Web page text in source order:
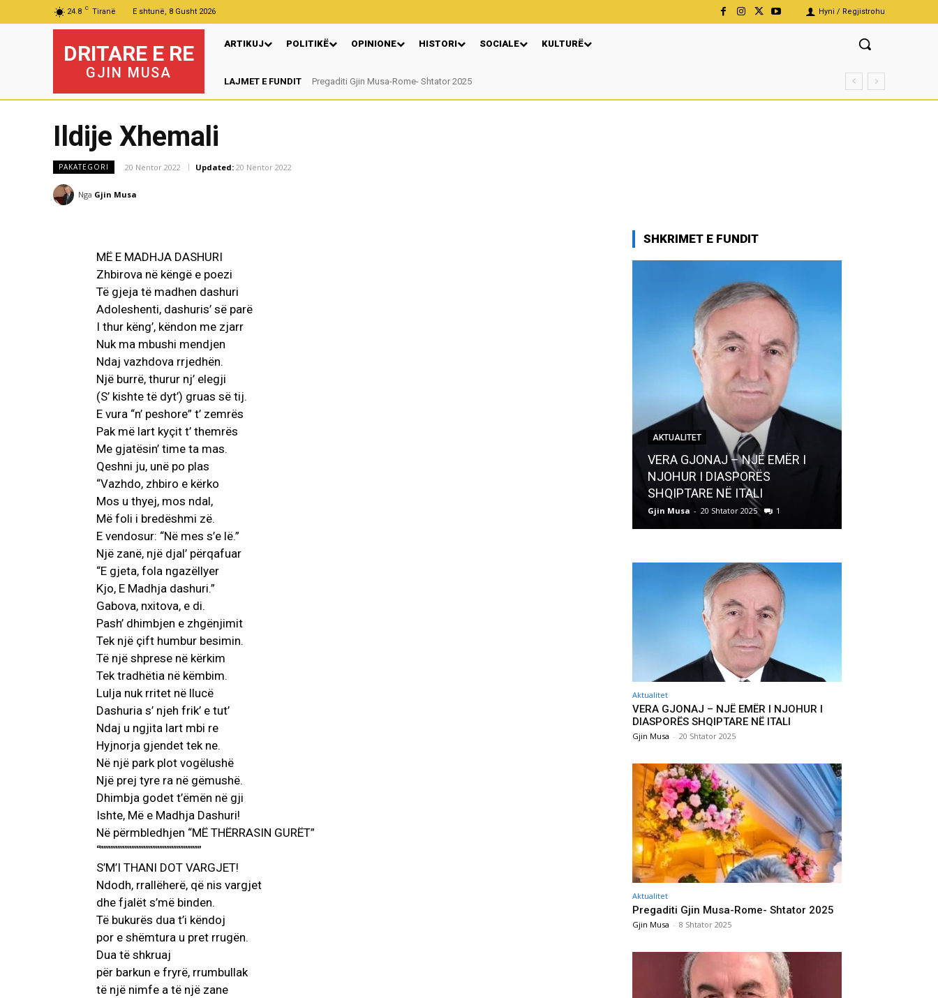
24.8 C Tiranë E shtunë, 8 Gusht 2026 Hyni / Regjistrohu
DRITARE E RE
GJIN MUSA
ARTIKUJ POLITIKË OPINIONE HISTORI SOCIALE KULTURË
LAJMET E FUNDIT Pregaditi Gjin Musa-Rome- Shtator 2025
Nga: Ndue Dedaj
Ildije Xhemali
PAKATEGORI 20 Nëntor 2022 Updated: 20 Nëntor 2022
Nga Gjin Musa
MË E MADHJA DASHURI
Zhbirova në këngë e poezi
Të gjeja të madhen dashuri
Adoleshenti, dashuris’ së parë
I thur këng’, këndon me zjarr
Nuk ma mbushi mendjen
Ndaj vazhdova rrjedhën.
Një burrë, thurur nj’ elegji
(S’ kishte të dyt’) gruas së tij.
E vura “n’ peshore” t’ zemrës
Pak më lart kyçit t’ themrës
Me gjatësin’ time ta mas.
Qeshni ju, unë po plas
“Vazhdo, zhbiro e kërko
Mos u thyej, mos ndal,
Më foli i bredëshmi zë.
E vendosur: “Në mes s’e lë.”
Një zanë, një djal’ përqafuar
“E gjeta, fola ngazëllyer
Kjo, E Madhja dashuri.”
Gabova, nxitova, e di.
Pash’ dhimbjen e zhgënjimit
Tek një çift humbur besimin.
Të një shprese në kërkim
Tek tradhëtia në këmbim.
Lulja nuk rritet në llucë
Dashuria s’ njeh frik’ e tut’
Ndaj u ngjita lart mbi re
Hyjnorja gjendet tek ne.
Në një park plot vogëlushë
Një prej tyre ra në gëmushë.
Dhimbja godet t’ëmën në gji
Ishte, Më e Madhja Dashuri!
Në përmbledhjen “MË THËRRASIN GURËT”
“”””””””””””””””””””””””””””””
S’M’I THANI DOT VARGJET!
Ndodh, rrallëherë, që nis vargjet
dhe fjalët s’më binden.
Të bukurës dua t’i këndoj
por e shëmtura u pret rrugën.
Dua të shkruaj
për barkun e fryrë, rrumbullak
të një nimfe a të një zane
SHKRIMET E FUNDIT
AKTUALITET
VERA GJONAJ – NJË EMËR I
NJOHUR I DIASPORËS
SHQIPTARE NË ITALI
Gjin Musa - 20 Shtator 2025 1
Aktualitet
VERA GJONAJ – NJË EMËR I NJOHUR I
DIASPORËS SHQIPTARE NË ITALI
Gjin Musa - 20 Shtator 2025
Aktualitet
Pregaditi Gjin Musa-Rome- Shtator 2025
Gjin Musa - 8 Shtator 2025